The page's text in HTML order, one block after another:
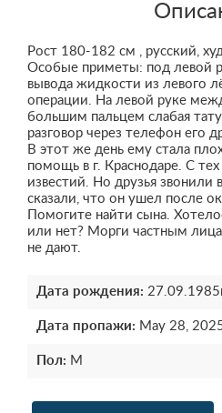
Рост 180-182 см , русский,
Особые приметы: под левой
вывода жидкости из левого
операции. На левой руке
большим пальцем слабая
разговор через телефон его
В этот же день ему стала
помощь в г. Краснодаре. С
известий. Но друзья звонили
сказали, что он ушел после
Помогите найти сына.
или нет? Морги частным
не дают.
Дата рождения:
Дата пропажи: May 28,
Пол: М